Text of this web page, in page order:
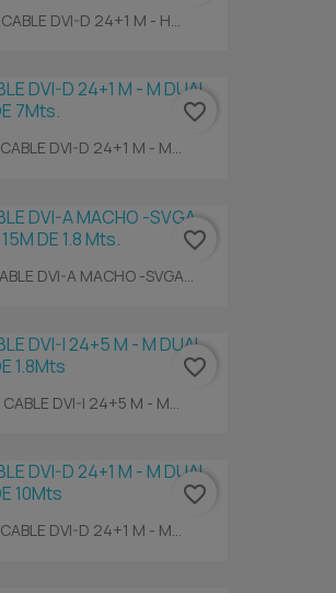
CABLE DVI-D 24+1 M - H...
CABLE DVI-D 24+1 M - M...
favorite_border
DVI-A MACHO -SVGA...
favorite_border
CABLE DVI-I 24+5 M - M...
favorite_border
CABLE DVI-D 24+1 M - M...
favorite_border